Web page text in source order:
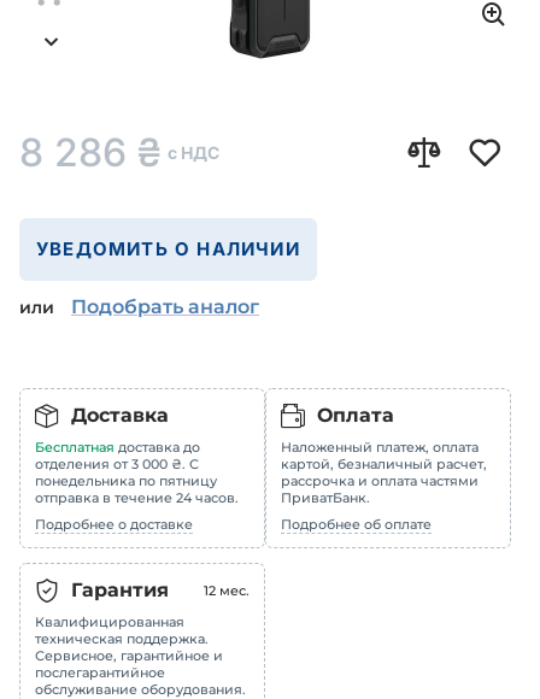
8 286 ₴ с НДС
УВЕДОМИТЬ О НАЛИЧИИ
или Подобрать аналог
Доставка
Бесплатная доставка до
отделения от 3 000 ₴. С
понедельника по пятницу
отправка в течение 24 часов.
Подробнее о доставке
Оплата
Наложенный платеж, оплата
картой, безналичный расчет,
рассрочка и оплата частями
ПриватБанк.
Подробнее об оплате
Гарантия 12 мес.
Квалифицированная
техническая поддержка.
Сервисное, гарантийное и
послегарантийное
обслуживание оборудования.